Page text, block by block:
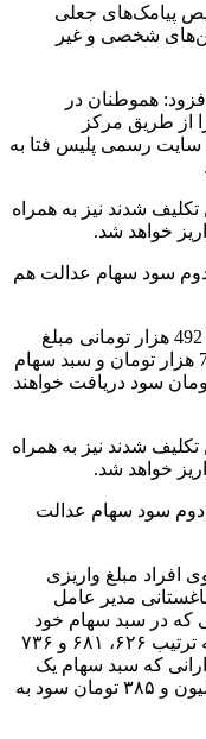
پیامک‌های جعلی
شخصی و غیر
هموطنان در
از طریق مرکز
سایبری با شماره ۰۹۶۳۸۰ و یا سایت رسمی پلیس فتا به
شدند نیز به همراه
خواهد شد.
سود سهام عدالت هم
در این مرحله دارندگان سبد سهام عدالت 492 هزار تومانی مبلغ
681 هزار تومان، 532 هزار تومانی مبلغ 736 هزار تومان و سبد سهام
یک میلیون و 385 هزار تومان سود دریافت خواهند
شدند نیز به همراه
خواهد شد.
سود سهام عدالت
افراد مبلغ واریزی
مدیر عامل
که در سبد سهام خود
مبلغ ۴۵۲، ۴۹۲ و ۵۳۲ هزار تومان دارند، به ترتیب ۶۲۶، ۶۸۱ و ۷۳۶
که سبد سهام یک
میلیون تومانی در اختیار دارند، مبلغ یک میلیون و ۳۸۵ تومان سود به